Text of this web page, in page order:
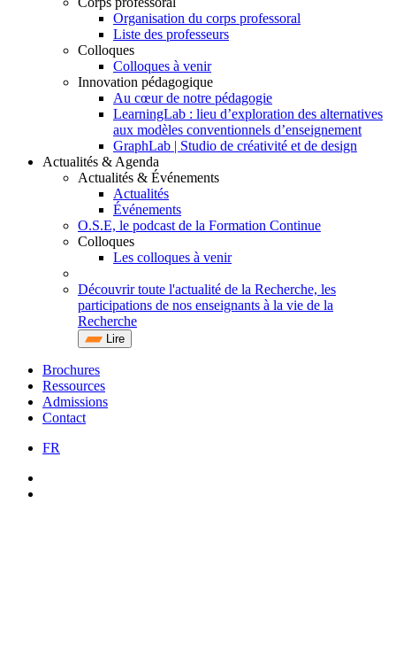
Organisation du corps professoral
Liste des professeurs
Colloques
Colloques à venir
Innovation pédagogique
Au cœur de notre pédagogie
LearningLab : lieu d’exploration des alternatives
aux modèles conventionnels d’enseignement
GraphLab | Studio de créativité et de design
Actualités & Agenda
Actualités & Événements
Actualités
Événements
O.S.E, le podcast de la Formation Continue
Colloques
Les colloques à venir
Découvrir toute l'actualité de la Recherche, les
participations de nos enseignants à la vie de la
Recherche
Lire
Brochures
Ressources
Admissions
Contact
FR